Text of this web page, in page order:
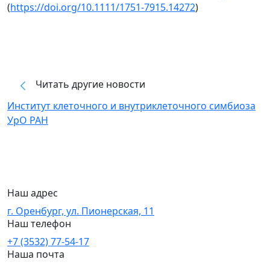
(https://doi.org/10.1111/1751-7915.14272)
Читать другие новости
Институт клеточного и внутриклеточного симбиоза
УрО РАН
Наш адрес
г. Оренбург, ул. Пионерская, 11
Наш телефон
+7 (3532) 77-54-17
Наша почта